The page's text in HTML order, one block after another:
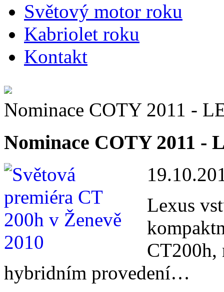
Světový motor roku
Kabriolet roku
Kontakt
Nominace COTY 2011 -
Nominace COTY 2011 -
Lexus
CT200h,
hybridním provedení…